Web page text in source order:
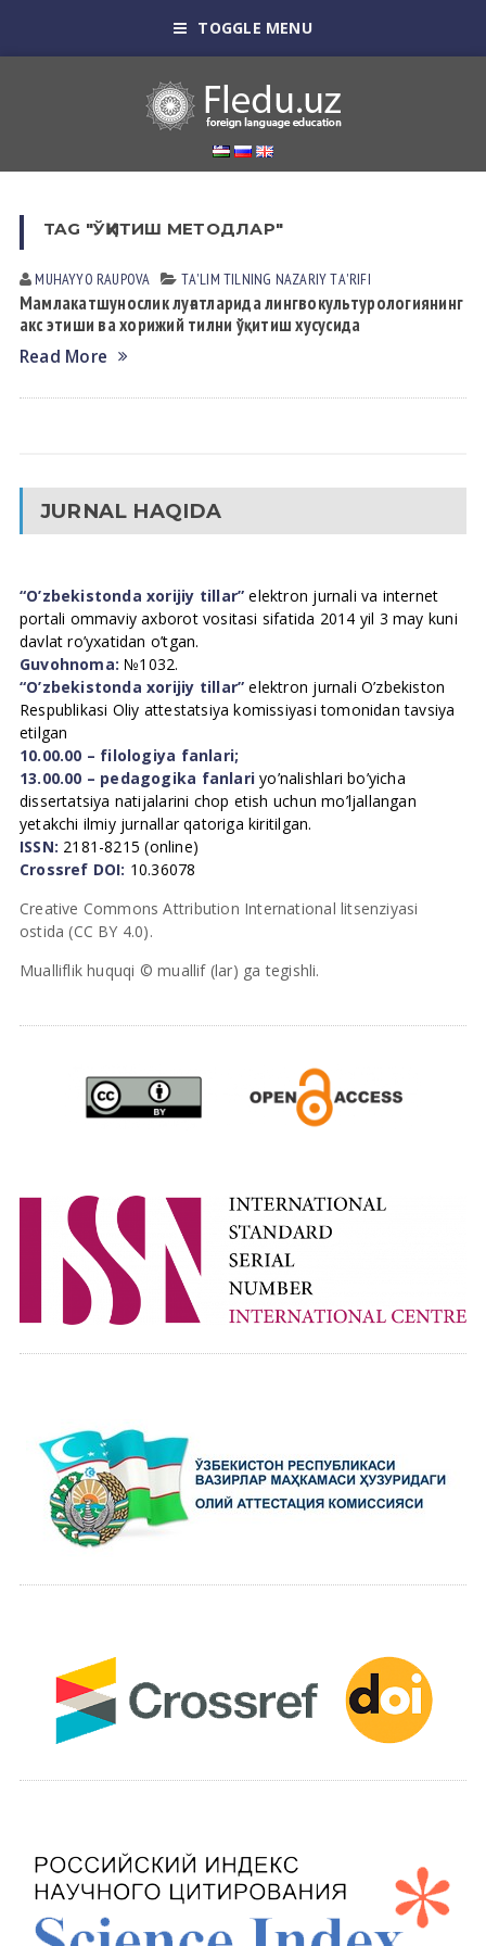
TOGGLE MENU
TAG "ЎҚИТИШ МЕТОДЛАР"
MUHAYYO RАUPOVА TА'LIM TILNING NАZАRIY TА'RIFI
Мамлакатшунослик луғатларида лингвокультурологиянинг
акс этиши ва хорижий тилни ўқитиш хусусида
Read More
JURNAL HAQIDA
“O’zbekistonda xorijiy tillar” elektron jurnali va internet
portali ommaviy axborot vositasi sifatida 2014 yil 3 may kuni
davlat ro’yxatidan o’tgan.
Guvohnoma: №1032.
“O’zbekistonda xorijiy tillar” elektron jurnali O’zbekiston
Respublikasi Oliy attestatsiya komissiyasi tomonidan tavsiya
etilgan
10.00.00 – filologiya fanlari;
13.00.00 – pedagogika fanlari yo’nalishlari bo’yicha
dissertatsiya natijalarini chop etish uchun mo’ljallangan
yetakchi ilmiy jurnallar qatoriga kiritilgan.
ISSN: 2181-8215 (online)
Crossref DOI: 10.36078
Creative Commons Attribution International litsenziyasi
ostida (CC BY 4.0).
Mualliflik huquqi © muallif (lar) ga tegishli.